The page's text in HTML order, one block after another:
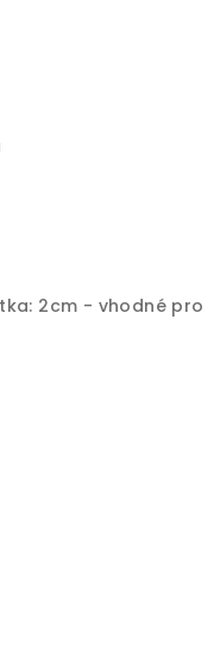
2cm - vhodné pro